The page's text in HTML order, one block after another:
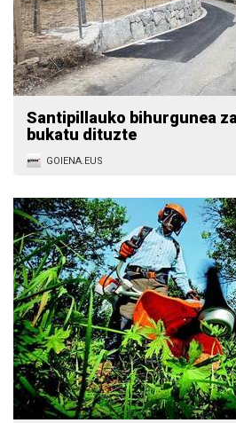
Santipillauko bihurgunea
bukatu dituzte
GOIENA.EUS